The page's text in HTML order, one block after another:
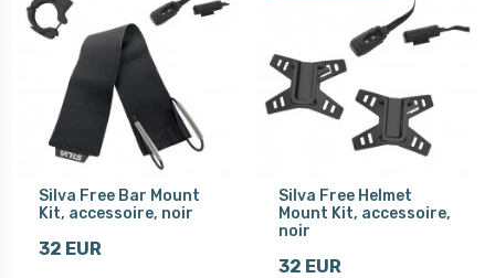
Silva Free Bar Mount
Kit, accessoire, noir
32 EUR
Silva Free Helmet
Mount Kit, accessoire,
noir
32 EUR